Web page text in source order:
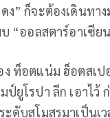
” ก็จะต้องเดินทา
บ “ออลสตาร์อาเซี
ท็อตแน่ม ฮ็อตสเป
ป์ยูโรปา ลีก เอาไ
ะดับสโมสรมาเป็นเ